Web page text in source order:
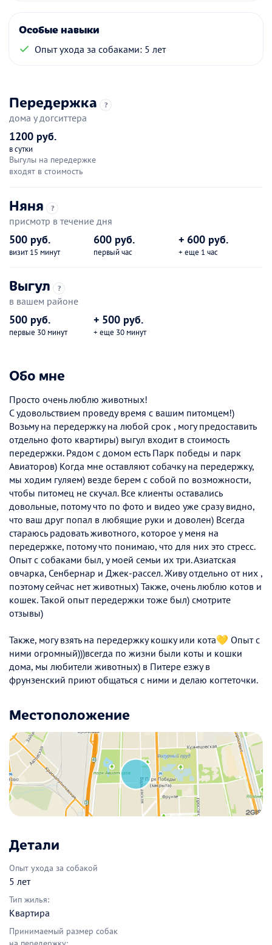
Особые навыки
Опыт ухода за собаками: 5 лет
Передержка ?
дома у догситтера
1200 руб.
в сутки
Выгулы на передержке
входят в стоимость
Няня ?
присмотр в течение дня
500 руб.
визит 15 минут
600 руб.
первый час
+ 600 руб.
+ еще 1 час
Выгул ?
в вашем районе
500 руб.
первые 30 минут
+ 500 руб.
+ еще 30 минут
Обо мне
Просто очень люблю животных!
С удовольствием проведу время с вашим питомцем!)
Возьму на передержку на любой срок , могу предоставить
отдельно фото квартиры) выгул входит в стоимость
передержки. Рядом с домом есть Парк победы и парк
Авиаторов) Когда мне оставляют собачку на передержку,
мы ходим гуляем) везде берем с собой по возможности,
чтобы питомец не скучал. Все клиенты оставались
довольные, потому что по фото и видео уже сразу видно,
что ваш друг попал в любящие руки и доволен) Всегда
стараюсь радовать животного, которое у меня на
передержке, потому что понимаю, что для них это стресс.
Опыт с собаками был, у моей семьи их три. Азиатская
овчарка, Сенбернар и Джек-рассел. Живу отдельно от них ,
поэтому сейчас нет животных) Также, очень люблю котов и
кошек. Такой опыт передержки тоже был) смотрите
отзывы)
Также, могу взять на передержку кошку или кота💛 Опыт с
ними огромный)))всегда по жизни были коты и кошки
дома, мы любители животных) в Питере езжу в
фрунзенский приют общаться с ними и делаю когтеточки.
Местоположение
Детали
Опыт ухода за собакой
5 лет
Тип жилья:
Квартира
Принимаемый размер собак